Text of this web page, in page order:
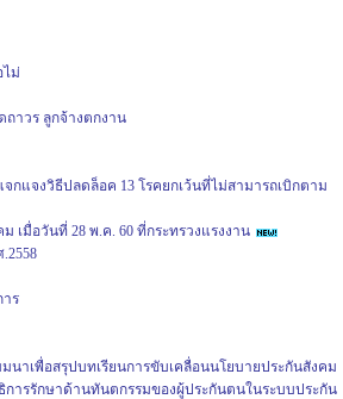
ไม่
าวร ลูกจ้างตกงาน
กแจงวิธีปลดล็อค 13 โรคยกเว้นที่ไม่สามารถเบิกตาม
เมื่อวันที่ 28 พ.ค. 60 ที่กระทรวงแรงงาน
ร
าเพื่อสรุปบทเรียนการขับเคลื่อนนโยบายประกันสังคม
ารรักษาด้านทันตกรรมของผู้ประกันตนในระบบประกัน